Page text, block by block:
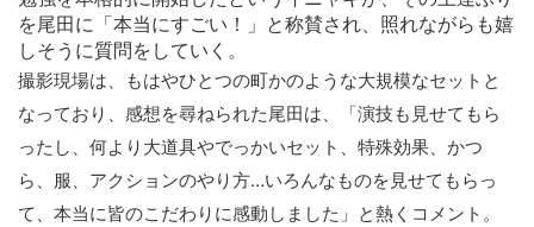
を尾田に「本当にすごい！」と称賛され、照れながらも嬉
しそうに質問をしていく。
撮影現場は、もはやひとつの町かのような大規模なセットと
なっており、感想を尋ねられた尾田は、「演技も見せてもら
ったし、何より大道具やでっかいセット、特殊効果、かつ
ら、服、アクションのやり方…いろんなものを見せてもらっ
て、本当に皆のこだわりに感動しました」と熱くコメント。